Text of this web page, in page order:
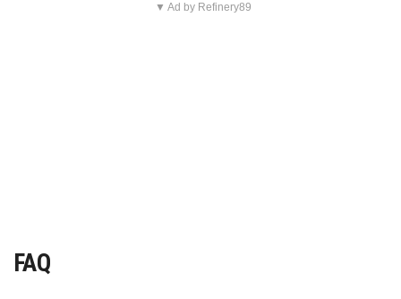
▼ Ad by Refinery89
FAQ